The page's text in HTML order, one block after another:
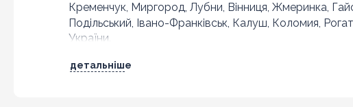
Кременчук, Миргород, Лубни, Вінниця, Жмеринка,
Подільський, Івано-Франківськ, Калуш, Коломия,
України.
детальніше